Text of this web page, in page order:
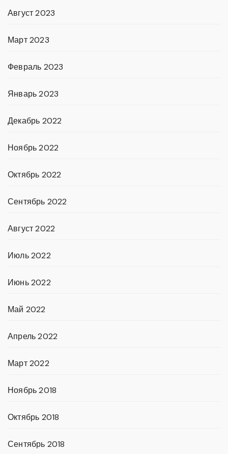
Август 2023
Март 2023
Февраль 2023
Январь 2023
Декабрь 2022
Ноябрь 2022
Октябрь 2022
Сентябрь 2022
Август 2022
Июль 2022
Июнь 2022
Май 2022
Апрель 2022
Март 2022
Ноябрь 2018
Октябрь 2018
Сентябрь 2018